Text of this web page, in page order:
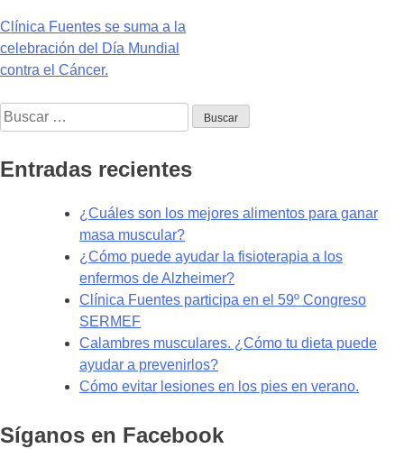
Navegación
de
Clínica Fuentes se suma a la
celebración del Día Mundial
contra el Cáncer.
Buscar:
Entradas recientes
¿Cuáles son los mejores alimentos para ganar
masa muscular?
¿Cómo puede ayudar la fisioterapia a los
enfermos de Alzheimer?
Clínica Fuentes participa en el 59º Congreso
SERMEF
Calambres musculares. ¿Cómo tu dieta puede
ayudar a prevenirlos?
Cómo evitar lesiones en los pies en verano.
Síganos en Facebook